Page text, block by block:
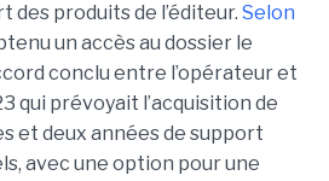
des produits de l’éditeur. Selon
un accès au dossier le
conclu entre l’opérateur et
qui prévoyait l’acquisition de
et deux années de support
avec une option pour une